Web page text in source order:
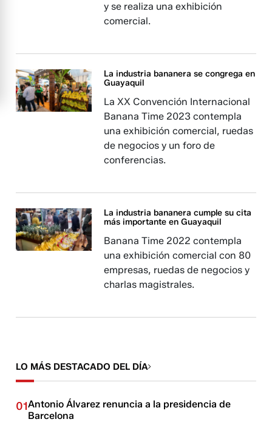
y se realiza una exhibición
comercial.
La industria bananera se congrega en
Guayaquil
La XX Convención Internacional
Banana Time 2023 contempla
una exhibición comercial, ruedas
de negocios y un foro de
conferencias.
La industria bananera cumple su cita
más importante en Guayaquil
Banana Time 2022 contempla
una exhibición comercial con 80
empresas, ruedas de negocios y
charlas magistrales.
LO MÁS DESTACADO DEL DÍA
01Antonio Álvarez renuncia a la presidencia de
Barcelona